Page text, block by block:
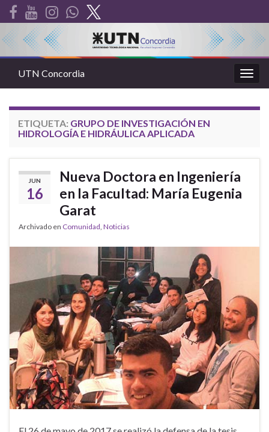
la
UTN Concordia
ETIQUETA: GRUPO DE INVESTIGACIÓN EN
HIDROLOGÍA E HIDRÁULICA APLICADA
JUN
16
Nueva Doctora en Ingeniería
en la Facultad: María Eugenia
Garat
Archivado en Comunidad Noticias